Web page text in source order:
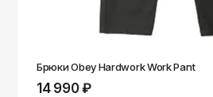
Брюки Obey Hardwork Work Pant
14 990 ₽